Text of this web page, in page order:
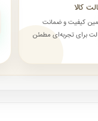
کالا
کیفیت و ضمانت
برای تجربه‌ای مطمئن